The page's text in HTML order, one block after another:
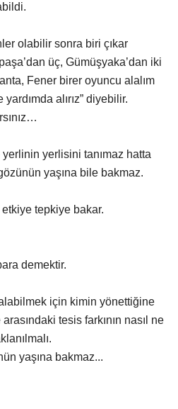
olabilir sonra biri çıkar
üç, Gümüşyaka’dan iki
Fener birer oyuncu alalım
alırız” diyebilir.
yerlisini tanımaz hatta
yaşına bile bakmaz.
tepkiye bakar.
demektir.
için kimin yönettiğine
tesis farkının nasıl ne
yaşına bakmaz...